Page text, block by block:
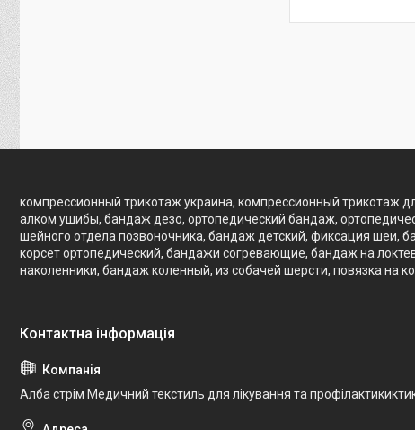
компрессионный трикотаж украина, компрессионный трикотаж
алком ушибы, бандаж дезо, ортопедический бандаж,
шейного отдела позвоночника, бандаж детский, фиксация шеи,
корсет ортопедический, бандажи согревающие, бандаж на
наколенники, бандаж коленный, из собачей шерсти, повязка на
Алба стрім Медичний текстиль для лікування та